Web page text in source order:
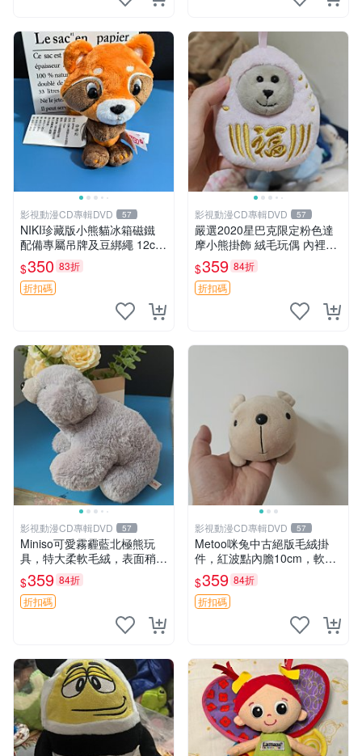
影視動漫CD專輯DVD 57
NIKI珍藏版小熊貓冰箱磁鐵
配備專屬吊牌及豆綁繩 12cm
廢品嚴選 好評推薦 小熊貓冰
箱貼 磁鐵掛件 冰箱飾品
$350 83折
折扣碼
影視動漫CD專輯DVD 57
嚴選2020星巴克限定粉色達
摩小熊掛飾 絨毛玩偶 內裡小
熊 可愛 御用伴侶 默認微暇
售後自理 小熊掛飾 星巴克 限
量版
$359 84折
折扣碼
影視動漫CD專輯DVD 57
Miniso可愛霧霾藍北極熊玩
具，特大柔軟毛絨，表面稍有
使用痕跡，適合居家擺放 23
CM 毛絨玩具 北極熊 魯班熊
$359 84折
折扣碼
影視動漫CD專輯DVD 57
Metoo咪兔中古絕版毛絨掛
件，紅波點內膽10cm，軟糯
宜贈送收藏 咪熊 毛絨 掛件
$359 84折
折扣碼